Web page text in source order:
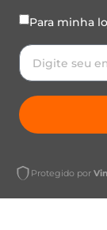
Para minha
Protegido por